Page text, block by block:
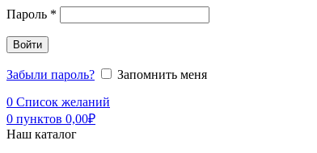
Пароль *
Войти
Забыли пароль?
Запомнить меня
0 Список желаний
0 пунктов 0,00₽
Наш каталог